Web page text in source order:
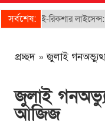
সর্বশেষ:
ই-রিকশার লাইসেন্স: চসিক
প্রচ্ছদ »জুলাই
জুলাই
আজিজ